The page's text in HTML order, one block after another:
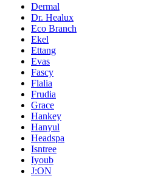
Dermal
Dr. Healux
Eco Branch
Ekel
Ettang
Evas
Fascy
Flalia
Frudia
Grace
Hankey
Hanyul
Headspa
Isntree
Iyoub
J:ON